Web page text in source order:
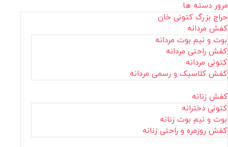
مرور دسته ها
حراج بزرگ کتونی خان
کفش مردانه
بوت و نیم بوت مردانه
کفش راحتی مردانه
کتونی مردانه
کفش کلاسیک و رسمی مردانه
کفش زنانه
کتونی دخترانه
بوت و نیم بوت زنانه
کفش روزمره و راحتی زنانه